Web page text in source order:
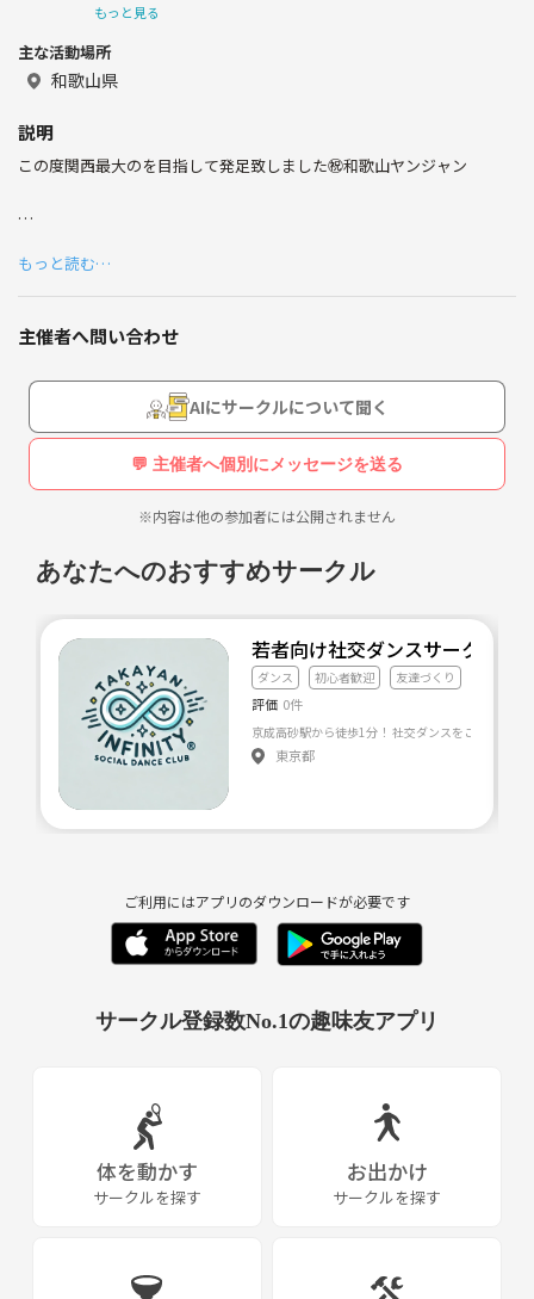
最近の悩みは健康診断の結果です😣
よろしくお願いしまーす🙏
もっと見る
主な活動場所
和歌山県
説明
この度関西最大のを目指して発足致しました㊗️和歌山ヤンジャン
スカイダイビング🕊、マリンスポーツ🐬、ＢＢＱ🍺・・・やりたいこ
と全部やっちゃいましょう🎗
20代前半のサークルは遠慮しちゃうけど😢
、、、って方必見❗️❗️
ちょうどこの年代がなかったんです🤘🤘
既婚、未婚は問いません☝️
交流会は月1程度を予定してます🍺
(男性4500円、女性3900円)
店の手配などはすべて僕が致します🐫🐪🐫🐪
幹事の僕は飲まないようにするのでちゃんとフォローも万全です🥰
（酒癖の悪い方は僕の近くにいてくださいｗちゃんと面倒みます😊）
話が盛り上がりやすいように色々な工夫をしています🔰🔰
↓↓募集条件はこちら↓ ↓
・モラルを守れる方
・28〜38歳までの方
では楽しみにお問い合わせお待ちしてます😀
もっと読む…
主催者へ問い合わせ
AIにサークルについて聞く
💬 主催者へ個別にメッセージを送る
※内容は他の参加者には公開されません
あなたへのおすすめサークル
若者向け社交ダンスサークル
ダンス 初心者歓迎 友達づくり
評価 0件
東京都
ご利用にはアプリのダウンロードが必要です
サークル登録数No.1の趣味友アプリ
体を動かす
サークルを探す
お出かけ
サークルを探す